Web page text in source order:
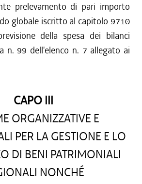
prelevamento di pari importo
globale iscritto al capitolo 9710
della spesa dei bilanci
n. 99 dell'elenco n. 7 allegato ai
CAPO III
ORGANIZZATIVE E
PER LA GESTIONE E LO
DI BENI PATRIMONIALI
NONCHÉ